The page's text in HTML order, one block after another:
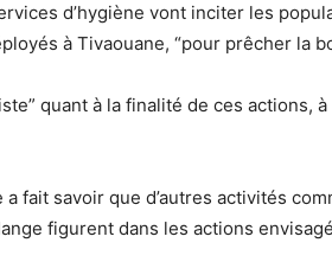
d’hygiène vont inciter les
à Tivaouane, “pour prêcher la
quant à la finalité de ces actions,
a fait savoir que d’autres activités
figurent dans les actions